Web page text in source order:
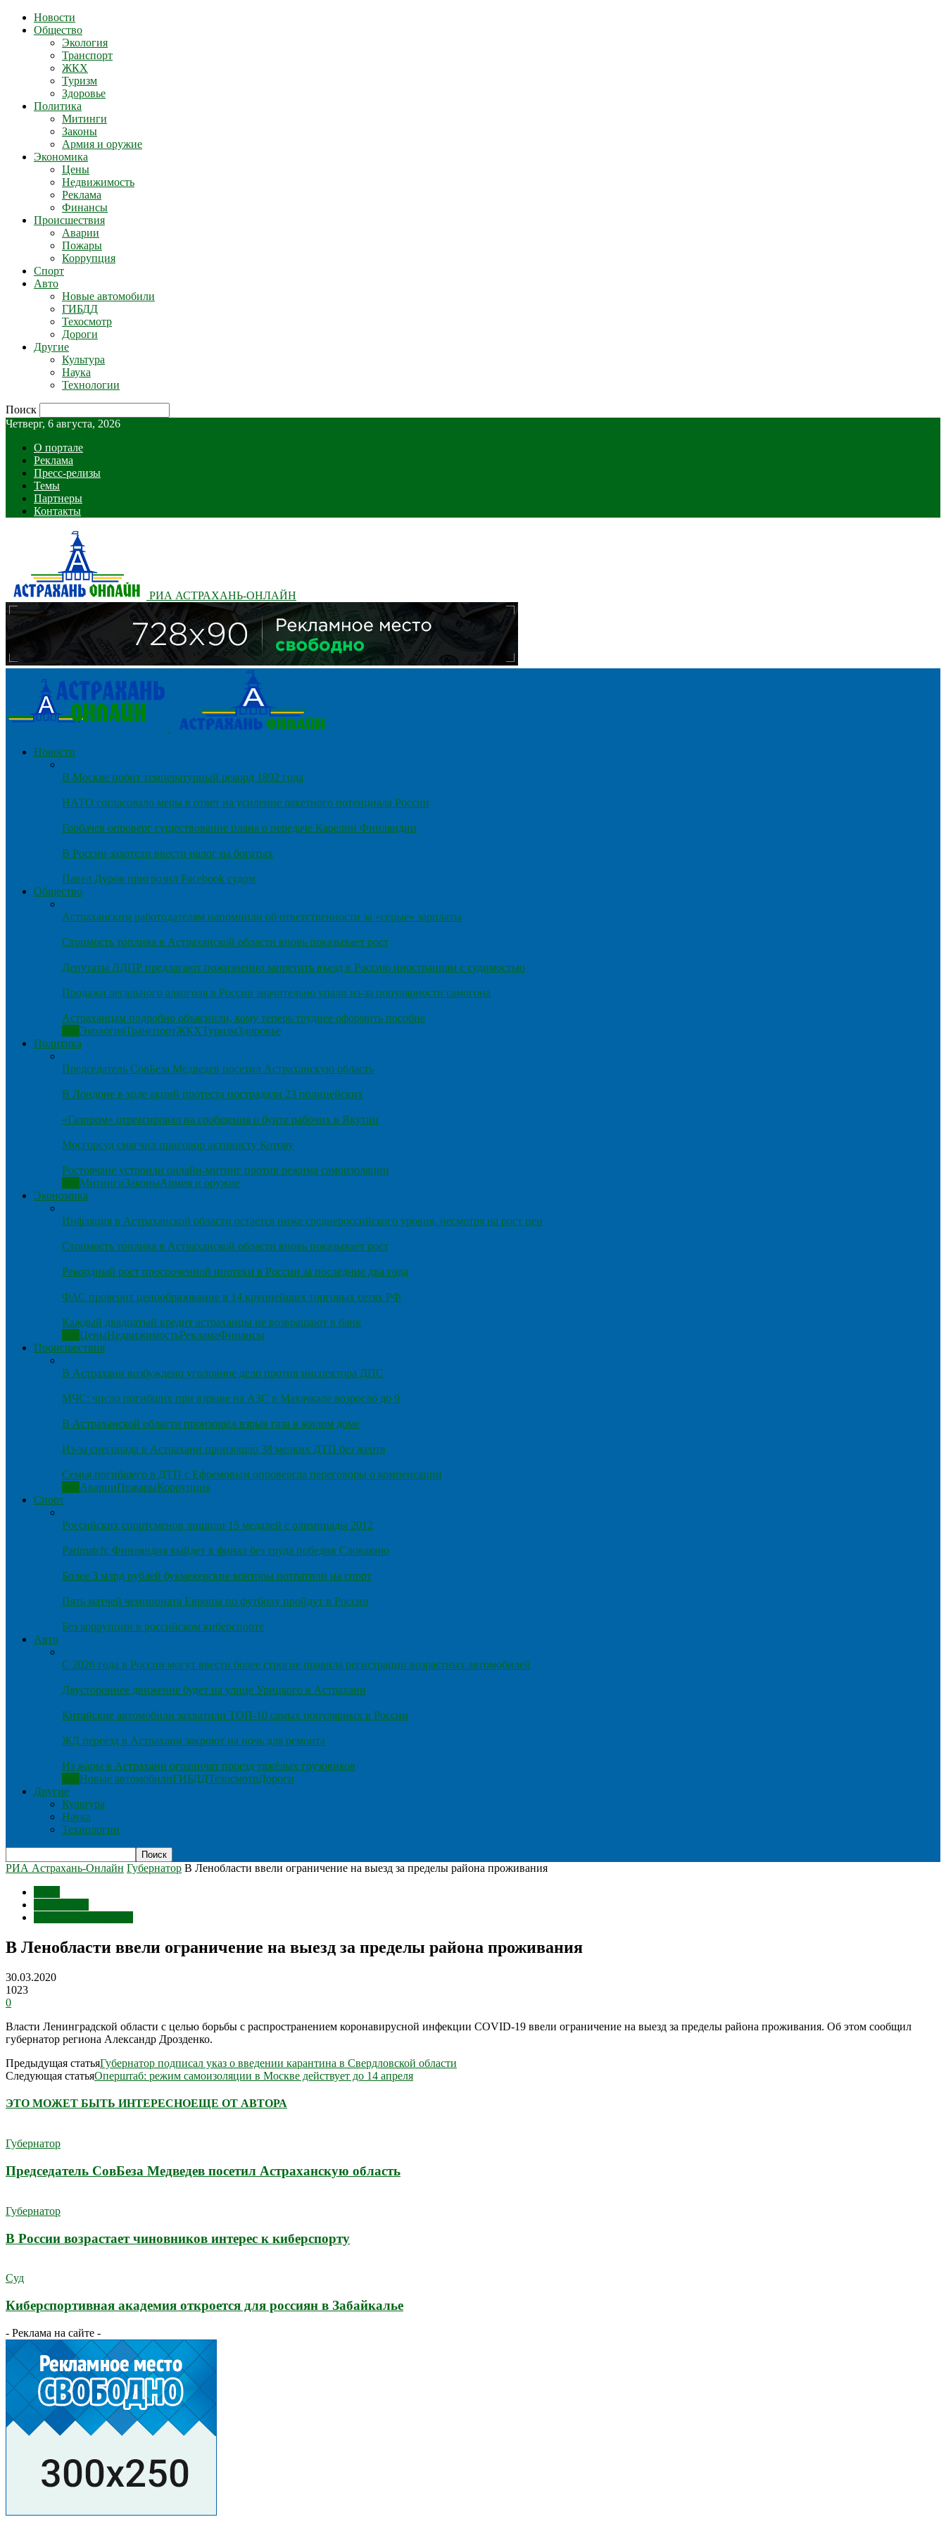
Новости
Общество
Экология
Транспорт
ЖКХ
Туризм
Здоровье
Политика
Митинги
Законы
Армия и оружие
Экономика
Цены
Недвижимость
Реклама
Финансы
Происшествия
Аварии
Пожары
Коррупция
Спорт
Авто
Новые автомобили
ГИБДД
Техосмотр
Дороги
Другие
Культура
Наука
Технологии
Поиск
Четверг, 6 августа, 2026
О портале
Реклама
Пресс-релизы
Темы
Партнеры
Контакты
РИА АСТРАХАНЬ-ОНЛАЙН
Новости
В Москве побит температурный рекорд 1892 года
НАТО согласовало меры в ответ на усиление ракетного потенциала России
Горбачев опроверг существование плана о передаче Карелии Финляндии
В России захотели ввести налог на богатых
Павел Дуров пригрозил Facebook судом
Общество
Астраханским работодателям напомнили об ответственности за «серые» зарплаты
Стоимость топлива в Астраханской области вновь показывает рост
Депутаты ЛДПР предлагают пожизненно запретить въезд в Россию иностранцам с судимостью
Продажи легального алкоголя в России значительно упали из-за популярности самогона
Астраханцам подробно объяснили, кому теперь труднее оформить пособие
ЭкологияТранспортЖКХТуризмЗдоровье
Политика
Председатель СовБеза Медведев посетил Астраханскую область
В Лондоне в ходе акций протеста пострадали 23 полицейских
«Газпром» отреагировал на сообщения о бунте рабочих в Якутии
Мосгорсуд смягчил приговор активисту Котову
Ростовчане устроили онлайн-митинг против режима самоизоляции
МитингиЗаконыАрмия и оружие
Экономика
Инфляция в Астраханской области остается ниже среднероссийского уровня, несмотря на рост цен
Стоимость топлива в Астраханской области вновь показывает рост
Рекордный рост просроченной ипотеки в России за последние два года
ФАС проверит ценообразование в 14 крупнейших торговых сетях РФ
Каждый двадцатый кредит астраханцы не возвращают в банк
ЦеныНедвижимостьРекламаФинансы
Происшествия
В Астрахани возбуждено уголовное дело против инспектора ДПС
МЧС: число погибших при взрыве на АЗС в Махачкале возросло до 9
В Астраханской области произошёл взрыв газа в жилом доме
Из-за снегопада в Астрахани произошло 38 мелких ДТП без жертв
Семья погибшего в ДТП с Ефремовым опровергла переговоры о компенсации
АварииПожарыКоррупция
Спорт
Российских спортсменов лишили 15 медалей с олимпиады 2012
Parimatch: Финляндия выйдет в финал без труда победив Словакию
Более 3 млрд рублей букмекерские конторы потратили на спорт
Пять матчей чемпионата Европы по футболу пройдут в России
Без коррупции в российском киберспорте
Авто
С 2026 года в России могут ввести более строгие правила регистрации возрастных автомобилей
Двустороннее движение будет на улице Урицкого в Астрахани
Китайские автомобили захватили ТОП-10 самых популярных в России
ЖД переезд в Астрахани закроют на ночь для ремонта
Из жары в Астрахани ограничат проезд тяжёлых грузовиков
Новые автомобилиГИБДДТехосмотрДороги
Другие
Культура
Наука
Технологии
РИА Астрахань-Онлайн Губернатор В Ленобласти ввели ограничение на выезд за пределы района проживания
В Ленобласти ввели ограничение на выезд за пределы района проживания
30.03.2020
1023
0
Власти Ленинградской области с целью борьбы с распространением коронавирусной инфекции COVID-19 ввели ограничение на выезд за пределы района проживания. Об этом сообщил
губернатор региона Александр Дрозденко.
Предыдущая статьяГубернатор подписал указ о введении карантина в Свердловской области
Следующая статьяОперштаб: режим самоизоляции в Москве действует до 14 апреля
ЭТО МОЖЕТ БЫТЬ ИНТЕРЕСНОЕЩЕ ОТ АВТОРА
Губернатор
Председатель СовБеза Медведев посетил Астраханскую область
Губернатор
В России возрастает чиновников интерес к киберспорту
Суд
Киберспортивная академия откроется для россиян в Забайкалье
- Реклама на сайте -